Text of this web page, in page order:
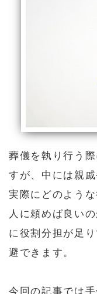
葬儀を執り行う
すが、中には親
実際にどのよう
人に頼めば良い
に役割分担が足
避できます。
今回の記事では